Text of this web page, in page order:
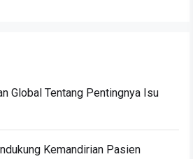
Global Tentang Pentingnya Isu
Kemandirian Pasien